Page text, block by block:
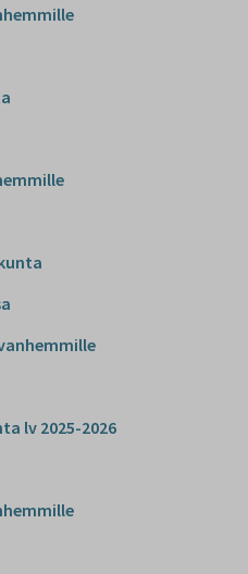
lv 2025-2026